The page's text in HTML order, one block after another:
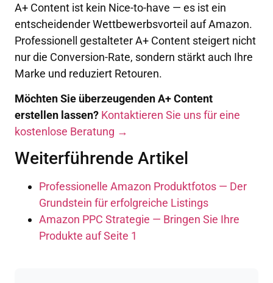
A+ Content ist kein Nice-to-have — es ist ein
entscheidender Wettbewerbsvorteil auf Amazon.
Professionell gestalteter A+ Content steigert nicht
nur die Conversion-Rate, sondern stärkt auch Ihre
Marke und reduziert Retouren.
Möchten Sie überzeugenden A+ Content
erstellen lassen? Kontaktieren Sie uns für eine
kostenlose Beratung →
Weiterführende Artikel
Professionelle Amazon Produktfotos — Der
Grundstein für erfolgreiche Listings
Amazon PPC Strategie — Bringen Sie Ihre
Produkte auf Seite 1